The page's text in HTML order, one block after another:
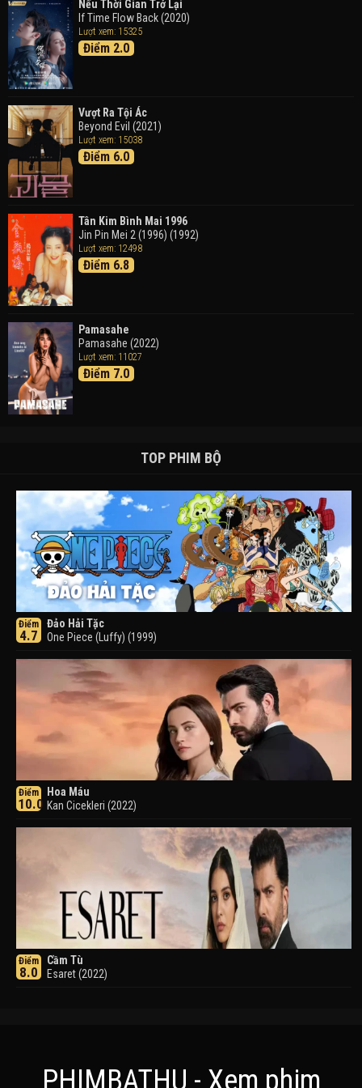
Doraemon the Movie: Nobita's Art World Tales (2025)
Tháng Ngày Tươi Đẹp
Nếu Thời Gian Trở Lại
If Time Flow Back (2020)
Lượt xem: 15325
Điểm 2.0
Vượt Ra Tội Ác
Beyond Evil (2021)
Lượt xem: 15038
Điểm 6.0
Tân Kim Bình Mai 1996
Jin Pin Mei 2 (1996) (1992)
Lượt xem: 12498
Điểm 6.8
Pamasahe
Pamasahe (2022)
Lượt xem: 11027
Điểm 7.0
TOP PHIM BỘ
Điểm
4.7
Đảo Hải Tặc
One Piece (Luffy) (1999)
Điểm
10.0
Hoa Máu
Kan Cicekleri (2022)
Điểm
8.0
Cầm Tù
Esaret (2022)
PHIMBATHU - Xem phim